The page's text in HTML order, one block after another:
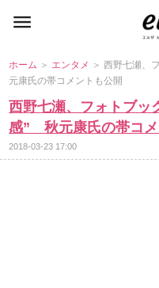
ホーム ＞ エンタメ ＞ 西野七瀬、
元康氏の帯コメントも公開
西野七瀬、フォトブッ
感” 秋元康氏の帯コメ
2018-03-23 17:00